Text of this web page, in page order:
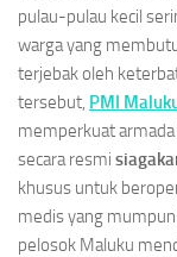
pulau-pulau kecil
warga yang
terjebak oleh
tersebut, PMI
memperkuat
secara resmi
khusus untuk
medis yang
pelosok Maluku